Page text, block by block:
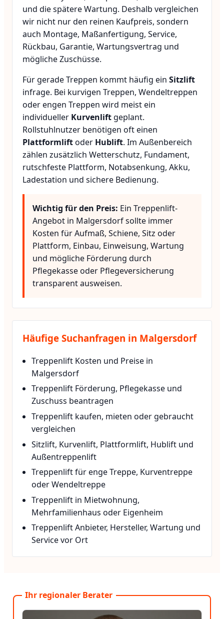
und die spätere Wartung. Deshalb vergleichen
wir nicht nur den reinen Kaufpreis, sondern
auch Montage, Maßanfertigung, Service,
Rückbau, Garantie, Wartungsvertrag und
mögliche Zuschüsse.
Für gerade Treppen kommt häufig ein Sitzlift
infrage. Bei kurvigen Treppen, Wendeltreppen
oder engen Treppen wird meist ein
individueller Kurvenlift geplant.
Rollstuhlnutzer benötigen oft einen
Plattformliftoder Hublift. Im Außenbereich
zählen zusätzlich Wetterschutz, Fundament,
rutschfeste Plattform, Notabsenkung, Akku,
Ladestation und sichere Bedienung.
Wichtig für den Preis: Ein Treppenlift-
Angebot in Malgersdorf sollte immer
Kosten für Aufmaß, Schiene, Sitz oder
Plattform, Einbau, Einweisung, Wartung
und mögliche Förderung durch
Pflegekasse oder Pflegeversicherung
transparent ausweisen.
Häufige Suchanfragen in Malgersdorf
Treppenlift Kosten und Preise in
Malgersdorf
Treppenlift Förderung, Pflegekasse und
Zuschuss beantragen
Treppenlift kaufen, mieten oder gebraucht
vergleichen
Sitzlift, Kurvenlift, Plattformlift, Hublift und
Außentreppenlift
Treppenlift für enge Treppe, Kurventreppe
oder Wendeltreppe
Treppenlift in Mietwohnung,
Mehrfamilienhaus oder Eigenheim
Treppenlift Anbieter, Hersteller, Wartung und
Service vor Ort
Ihr regionaler Berater